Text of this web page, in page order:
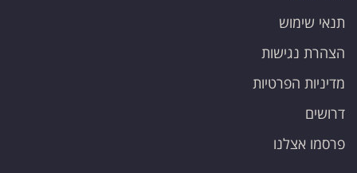
תנאי שימוש
הצהרת נגישות
מדיניות הפרטיות
דרושים
פרסמו אצלנו